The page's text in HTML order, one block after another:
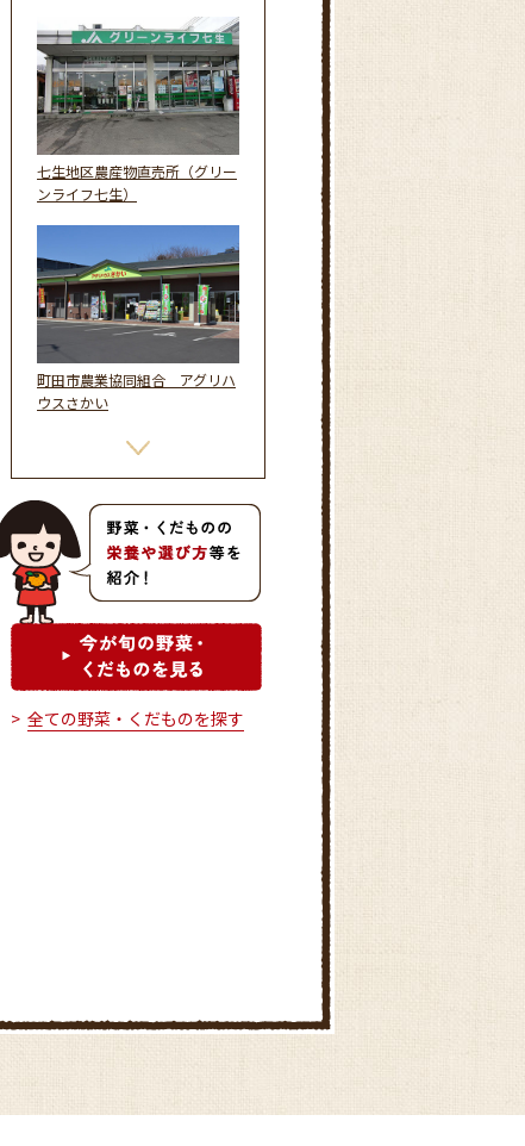
七生地区農産物直売所（グリー
ンライフ七生）
町田市農業協同組合 アグリハ
ウスさかい
あぐりんず つくい
全ての野菜・くだものを探す